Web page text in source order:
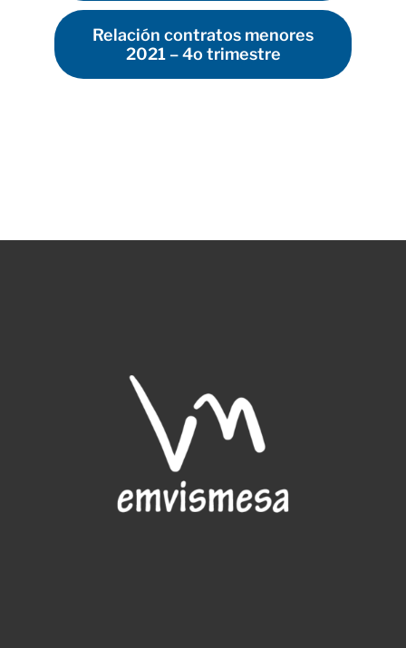
Relación contratos menores
2021 – 4o trimestre